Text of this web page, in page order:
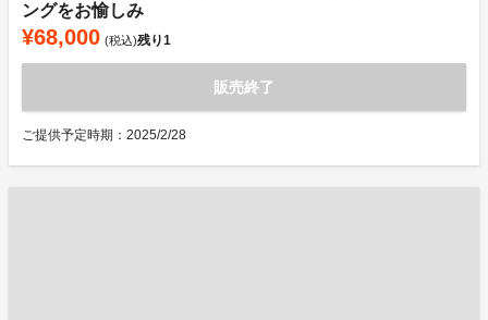
ングをお愉しみ
¥68,000 (税込)残り1
販売終了
ご提供予定時期：2025/2/28